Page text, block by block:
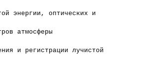
энергии, оптических и
атмосферы
и регистрации лучистой